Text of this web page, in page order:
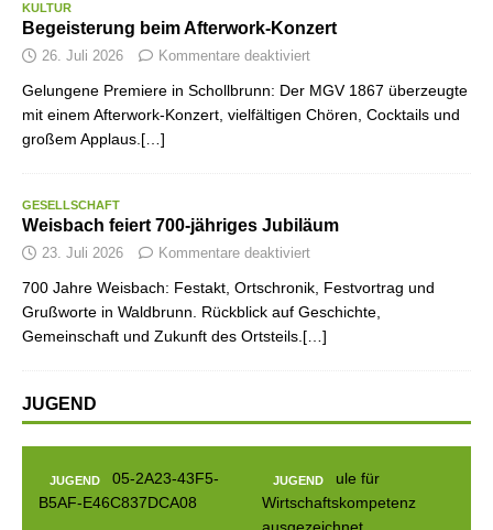
KULTUR
Begeisterung beim Afterwork-Konzert
26. Juli 2026 Kommentare deaktiviert
Gelungene Premiere in Schollbrunn: Der MGV 1867 überzeugte
mit einem Afterwork-Konzert, vielfältigen Chören, Cocktails und
großem Applaus.[…]
GESELLSCHAFT
Weisbach feiert 700-jähriges Jubiläum
23. Juli 2026 Kommentare deaktiviert
700 Jahre Weisbach: Festakt, Ortschronik, Festvortrag und
Grußworte in Waldbrunn. Rückblick auf Geschichte,
Gemeinschaft und Zukunft des Ortsteils.[…]
JUGEND
JUGEND JUGEND